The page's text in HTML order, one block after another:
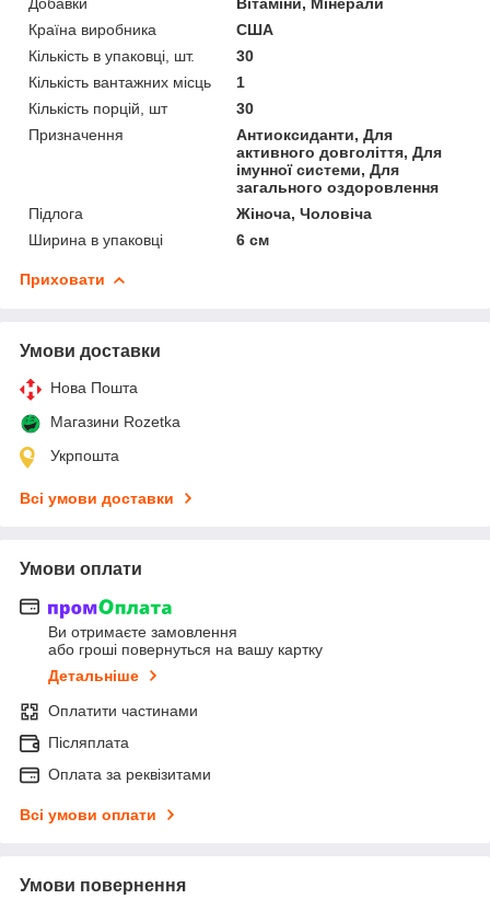
Країна виробника
США
Кількість в упаковці, шт.
30
Кількість вантажних місць
1
Кількість порцій, шт
30
Призначення
Антиоксиданти, Для
активного довголіття, Для
імунної системи, Для
загального оздоровлення
Підлога
Жіноча, Чоловіча
Ширина в упаковці
6 см
Приховати
Умови доставки
Нова Пошта
Магазини Rozetka
Укрпошта
Всі умови доставки
Умови оплати
Ви отримаєте замовлення
або гроші повернуться на вашу картку
Детальніше
Оплатити частинами
Післяплата
Оплата за реквізитами
Всі умови оплати
Умови повернення